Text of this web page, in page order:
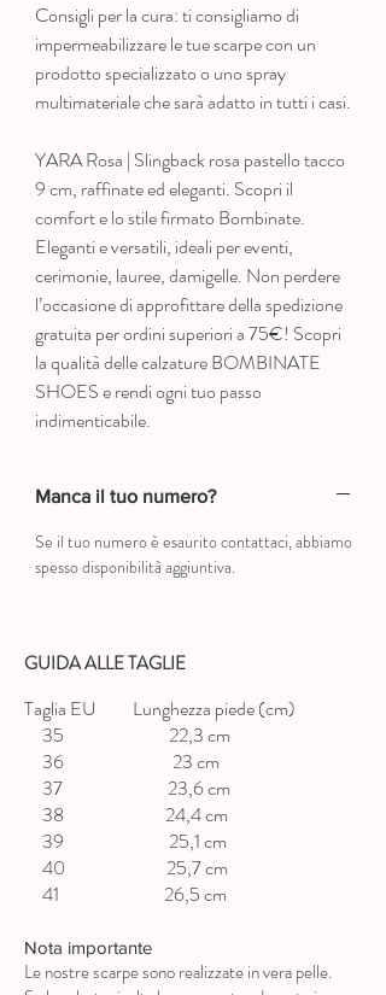
Consigli per la cura: ti consigliamo di
impermeabilizzare le tue scarpe con un
prodotto specializzato o uno spray
multimateriale che sarà adatto in tutti i casi.
YARA Rosa | Slingback rosa pastello tacco
9 cm, raffinate ed eleganti. Scopri il
comfort e lo stile firmato Bombinate.
Eleganti e versatili, ideali per eventi,
cerimonie, lauree, damigelle. Non perdere
l’occasione di approfittare della spedizione
gratuita per ordini superiori a 75€! Scopri
la qualità delle calzature BOMBINATE
SHOES e rendi ogni tuo passo
indimenticabile.
Manca il tuo numero?
Se il tuo numero è esaurito contattaci, abbiamo
spesso disponibilità aggiuntiva.
GUIDA ALLE TAGLIE
Taglia EU Lunghezza piede (cm)
35 22,3 cm
36 23 cm
37 23,6 cm
38 24,4 cm
39 25,1 cm
40 25,7 cm
41 26,5 cm
Nota importante
Le nostre scarpe sono realizzate in vera pelle.